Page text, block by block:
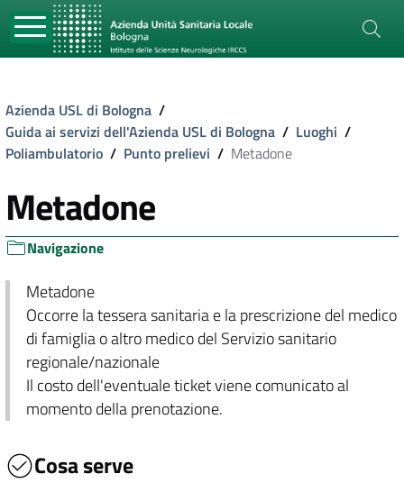
Azienda USL di Bologna /
Guida ai servizi dell'Azienda USL di Bologna / Luoghi /
Poliambulatorio / Punto prelievi / Metadone
Metadone
Navigazione
Metadone
Occorre la tessera sanitaria e la prescrizione del medico
di famiglia o altro medico del Servizio sanitario
regionale/nazionale
Il costo dell'eventuale ticket viene comunicato al
momento della prenotazione.
Cosa serve